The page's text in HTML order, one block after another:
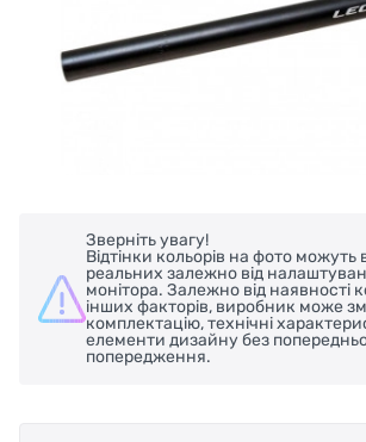
Зверніть увагу!
Відтінки кольорів на фото можуть
реальних залежно від
монітора. Залежно від наявності
інших факторів, виробник може
комплектацію, технічні
елементи дизайну без
попередження.